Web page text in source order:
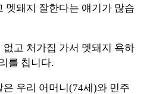
멧돼지 잘한다는 얘기가 많습
고 처가집 가서 멧돼지 욕하
를 칩니다.
우리 어머니(74세)와 민주